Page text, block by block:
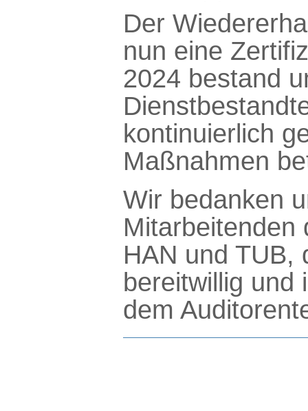
Der
nun eine
2024 bestand
kontinuierlich
Maßnahmen
Wir bedanken
Mitarbeitenden
HAN und TUB,
bereitwillig und
dem